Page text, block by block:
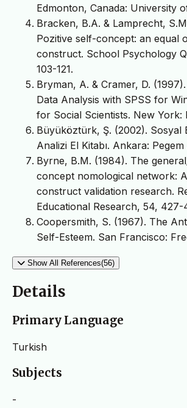
Edmonton, Canada: University
Bracken, B.A. & Lamprecht,
Pozitive self-concept: an equal
construct. School Psychology
103-121.
Bryman, A. & Cramer, D.
Data Analysis with SPSS for
for Social Scientists. New York:
Büyüköztürk, Ş. (2002). Sosyal
Analizi El Kitabı. Ankara: Pegem
Byrne, B.M. (1984). The
concept nomological network:
construct validation research.
Educational Research, 54, 427-
Coopersmith, S. (1967). The
Self-Esteem. San Francisco:
Show All References(56)
Details
Primary Language
Turkish
Subjects
-